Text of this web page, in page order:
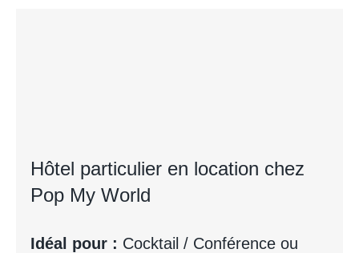
Hôtel particulier en location chez
Pop My World
Idéal pour : Cocktail / Conférence ou